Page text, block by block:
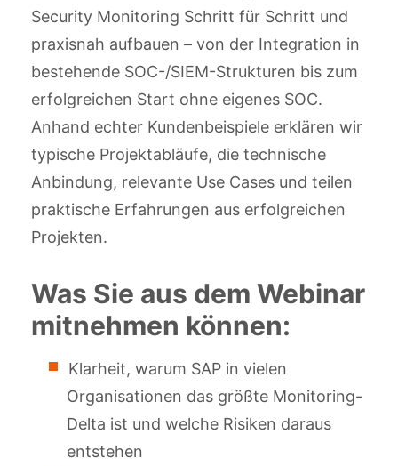
Security Monitoring Schritt für Schritt und
praxisnah aufbauen – von der Integration in
bestehende SOC-/SIEM-Strukturen bis zum
erfolgreichen Start ohne eigenes SOC.
Anhand echter Kundenbeispiele erklären wir
typische Projektabläufe, die technische
Anbindung, relevante Use Cases und teilen
praktische Erfahrungen aus erfolgreichen
Projekten.
Was Sie aus dem Webinar
mitnehmen können:
Klarheit, warum SAP in vielen
Organisationen das größte Monitoring-
Delta ist und welche Risiken daraus
entstehen